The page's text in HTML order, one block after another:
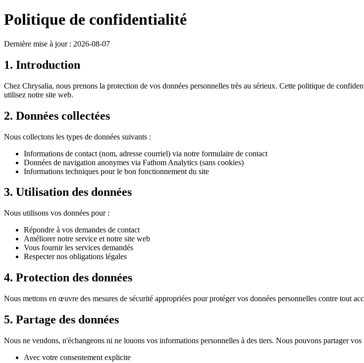
Politique de confidentialité
Dernière mise à jour : 2026-08-07
1. Introduction
Chez Chrysalia, nous prenons la protection de vos données personnelles très au sérieux. Cette politique de
utilisez notre site web.
2. Données collectées
Nous collectons les types de données suivants :
Informations de contact (nom, adresse courriel) via notre formulaire de contact
Données de navigation anonymes via Fathom Analytics (sans cookies)
Informations techniques pour le bon fonctionnement du site
3. Utilisation des données
Nous utilisons vos données pour :
Répondre à vos demandes de contact
Améliorer notre service et notre site web
Vous fournir les services demandés
Respecter nos obligations légales
4. Protection des données
Nous mettons en œuvre des mesures de sécurité appropriées pour protéger vos données personnelles contre tout
5. Partage des données
Nous ne vendons, n'échangeons ni ne louons vos informations personnelles à des tiers. Nous pouvons partager
Avec votre consentement explicite